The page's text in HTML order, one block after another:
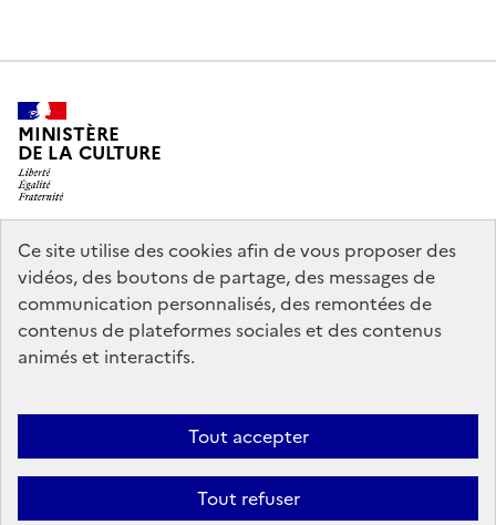
Ce site utilise des cookies afin de vous proposer des
vidéos, des boutons de partage, des messages de
communication personnalisés, des remontées de
contenus de plateformes sociales et des contenus
animés et interactifs.
Tout accepter
Tout refuser
MINISTÈRE
DE LA CULTURE
legifrance.gouv.fr
info.gouv.fr
service-public.gouv.fr
data.gouv.fr
Accessibilité : partiellement conforme
Politique générale de
Mentions légales
témoins de connexion (cookies)
Crédits